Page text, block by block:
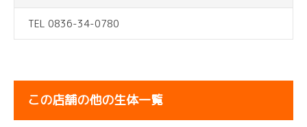
TEL 0836-34-0780
この店舗の他の生体一覧